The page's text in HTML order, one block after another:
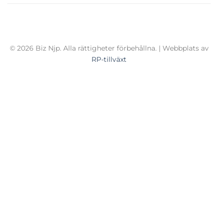
© 2026 Biz Njp. Alla rättigheter förbehållna. | Webbplats av
RP-tillväxt